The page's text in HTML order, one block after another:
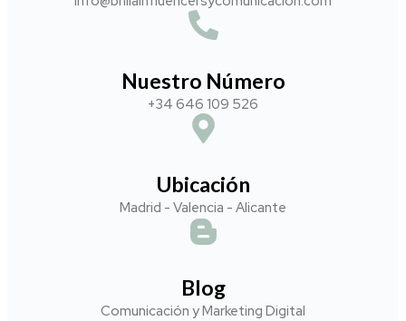
Nuestro Número
+34 646 109 526
Ubicación
Madrid - Valencia - Alicante
Blog
Comunicación y Marketing Digital